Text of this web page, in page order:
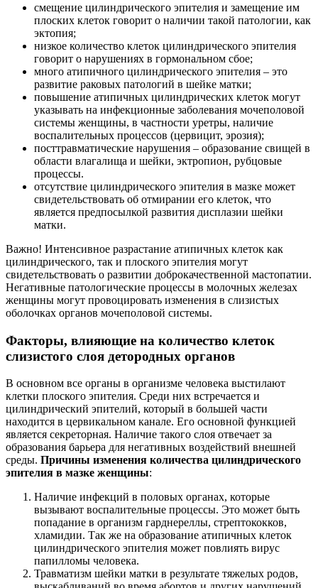
смещение цилиндрического эпителия и замещение им
плоских клеток говорит о наличии такой патологии, как
эктопия;
низкое количество клеток цилиндрического эпителия
говорит о нарушениях в гормональном сбое;
много атипичного цилиндрического эпителия – это
развитие раковых патологий в шейке матки;
повышение атипичных цилиндрических клеток могут
указывать на инфекционные заболевания мочеполовой
системы женщины, в частности уретры, наличие
воспалительных процессов (цервицит, эрозия);
посттравматические нарушения – образование свищей в
области влагалища и шейки, эктропион, рубцовые
процессы.
отсутствие цилиндрического эпителия в мазке может
свидетельствовать об отмирании его клеток, что
является предпосылкой развития дисплазии шейки
матки.
Важно! Интенсивное разрастание атипичных клеток как
цилиндрического, так и плоского эпителия могут
свидетельствовать о развитии доброкачественной мастопатии.
Негативные патологические процессы в молочных железах
женщины могут провоцировать изменения в слизистых
оболочках органов мочеполовой системы.
Факторы, влияющие на количество клеток
слизистого слоя детородных органов
В основном все органы в организме человека выстилают
клетки плоского эпителия. Среди них встречается и
цилиндрический эпителий, который в большей части
находится в цервикальном канале. Его основной функцией
является секреторная. Наличие такого слоя отвечает за
образования барьера для негативных воздействий внешней
среды. Причины изменения количества цилиндрического
эпителия в мазке женщины:
Наличие инфекций в половых органах, которые
вызывают воспалительные процессы. Это может быть
попадание в организм гарднереллы, стрептококков,
хламидии. Так же на образование атипичных клеток
цилиндрического эпителия может повлиять вирус
папилломы человека.
Травматизм шейки матки в результате тяжелых родов,